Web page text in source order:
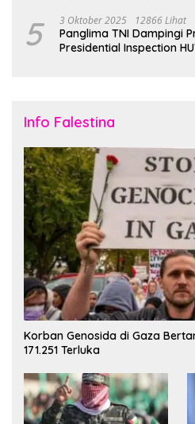
5 3 Oktober 2025 12866 Lihat
Panglima TNI Dampingi
Presidential Inspection
Info Falestina
Korban Genosida di Gaza
171.251 Terluka